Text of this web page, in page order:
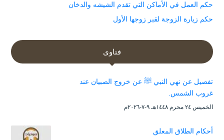
حكم العمل في الأماكن التي تقدم الشيشه والدخان
حكم زيارة الزوجة لقبر زوجها الأول
فتاوى
تفصيل عن نهي النبي ﷺ عن خروج الصبيان عند
غروب الشمس.
الخميس ۲٤ محرم ۱٤٤۸هـ ۹-۷-۲۰۲٦م
أحكام الطلاق المعلق